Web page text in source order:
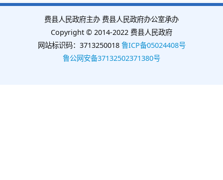
费县人民政府主办 费县人民政府办公室承办
Copyright © 2014-2022 费县人民政府
网站标识码：3713250018 鲁ICP备05024408号
鲁公网安备37132502371380号